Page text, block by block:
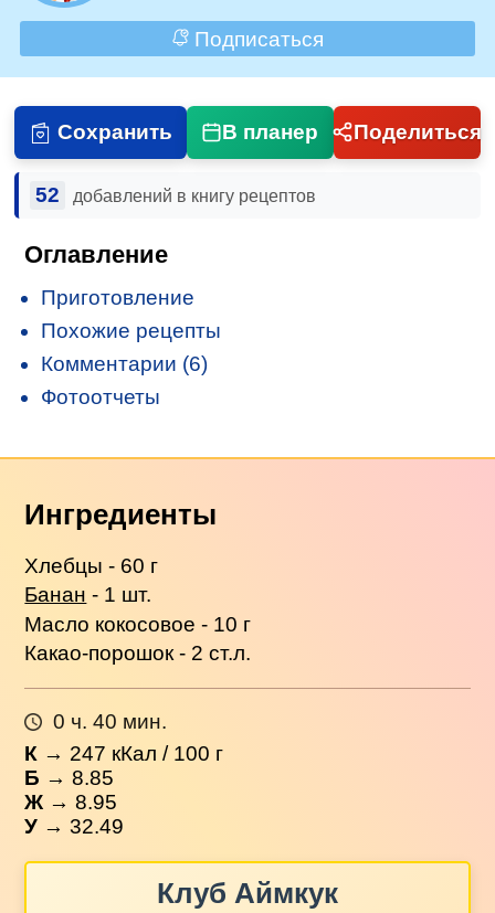
Подписаться
Сохранить В планер Поделиться
52 добавлений в книгу рецептов
Оглавление
Приготовление
Похожие рецепты
Комментарии (6)
Фотоотчеты
Ингредиенты
Хлебцы - 60 г
Банан - 1 шт.
Масло кокосовое - 10 г
Какао-порошок - 2 ст.л.
0 ч. 40 мин.
К → 247 кКал / 100 г
Б → 8.85
Ж → 8.95
У → 32.49
Клуб Аймкук